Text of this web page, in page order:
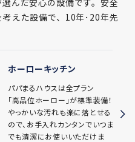
んだ安心の設備です。安全
えた設備で、10年･20年先
ホーローキッチン
パパまるハウスは全プラン
「高品位ホーロー」が標準装備！
やっかいな汚れも楽に落とせる
ので、お手入れカンタンでいつま
でも清潔にお使いいただけま